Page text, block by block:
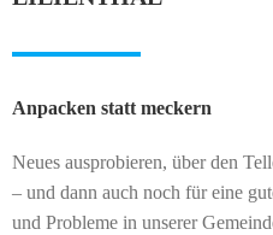
Anpacken statt meckern
Neues ausprobieren, über den
– und dann auch noch für eine
und Probleme in unserer